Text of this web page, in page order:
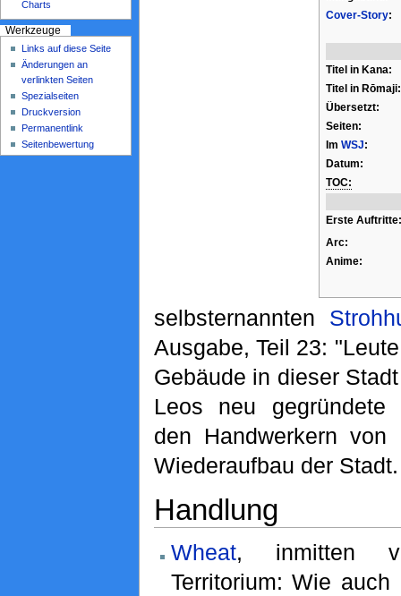
Cover-Story:
Titel in Kana:
Titel in Rōmaji:
Übersetzt:
Seiten:
Im WSJ:
Datum:
TOC:
Erste Auftritte:
Arc:
Anime:
selbsternannten
Ausgabe, Teil 23:
Gebäude in dieser
Leos neu gegründete
den Handwerkern von
Wiederaufbau der Stadt.
Handlung
Wheat, inmitten
Territorium: Wie
Werkzeuge
Links auf diese Seite
Änderungen an
verlinkten Seiten
Spezialseiten
Druckversion
Permanentlink
Seitenbewertung